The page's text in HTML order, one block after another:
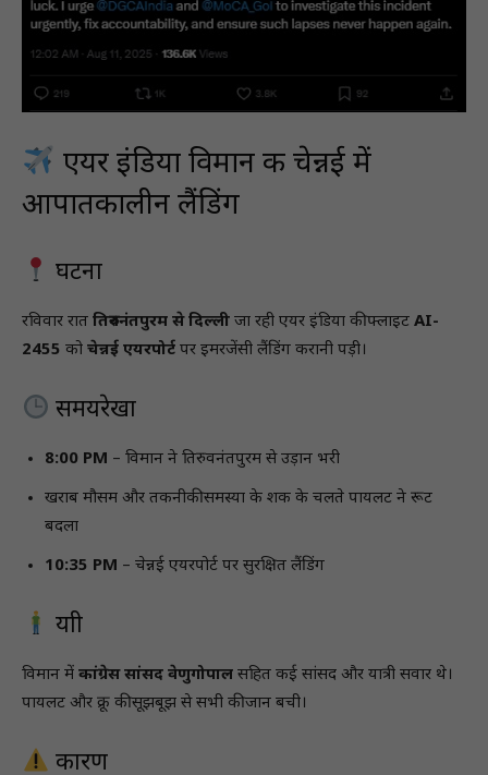
एयर इंडिया विमान की चेन्नई में
आपातकालीन लैंडिंग
घटना
रविवार रात तिरुवनंतपुरम से दिल्ली जा रही एयर इंडिया की फ्लाइट AI-
2455 को चेन्नई एयरपोर्ट पर इमरजेंसी लैंडिंग करानी पड़ी।
समयरेखा
8:00 PM – विमान ने तिरुवनंतपुरम से उड़ान भरी
खराब मौसम और तकनीकी समस्या के शक के चलते पायलट ने रूट
बदला
10:35 PM – चेन्नई एयरपोर्ट पर सुरक्षित लैंडिंग
यात्री
विमान में कांग्रेस सांसद वेणुगोपाल सहित कई सांसद और यात्री सवार थे।
पायलट और क्रू की सूझबूझ से सभी की जान बची।
कारण